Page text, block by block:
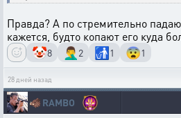
Правда? А по стремительно
кажется, будто копают его куда
🤡8 🤦‍♂️ 2 🚮1 😨1
28 дней назад
🐗 RAMBO